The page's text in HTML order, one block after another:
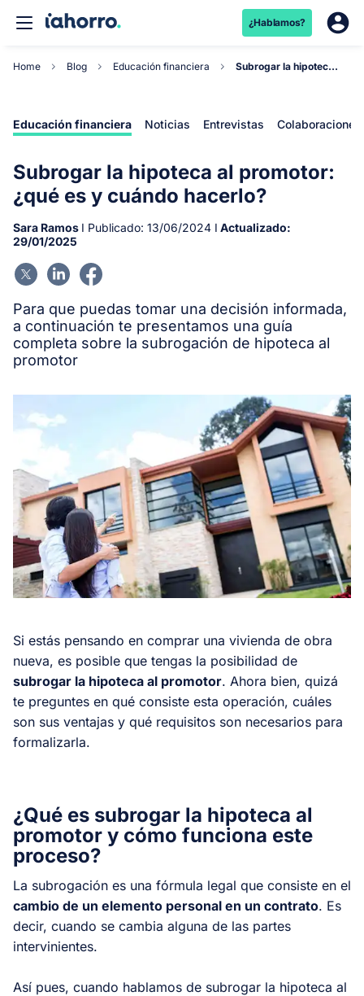
¿Hablamos?
Home Blog Educación financiera Subrogar la hipoteca al promotor: ¿qué es y cuán...
Educación financiera Noticias Entrevistas Colaboraciones
Subrogar la hipoteca al promotor:
¿qué es y cuándo hacerlo?
Sara Ramos I Publicado: 13/06/2024 I Actualizado:
29/01/2025
Para que puedas tomar una decisión informada,
a continuación te presentamos una guía
completa sobre la subrogación de hipoteca al
promotor
Si estás pensando en comprar una vivienda de obra
nueva, es posible que tengas la posibilidad de
subrogar la hipoteca al promotor. Ahora bien, quizá
te preguntes en qué consiste esta operación, cuáles
son sus ventajas y qué requisitos son necesarios para
formalizarla.
¿Qué es subrogar la hipoteca al
promotor y cómo funciona este
proceso?
La subrogación es una fórmula legal que consiste en el
cambio de un elemento personal en un contrato. Es
decir, cuando se cambia alguna de las partes
intervinientes.
Así pues, cuando hablamos de subrogar la hipoteca al